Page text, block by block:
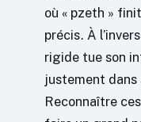
où « pzeth »
précis. À
rigide tue son
justement dans
Reconnaître